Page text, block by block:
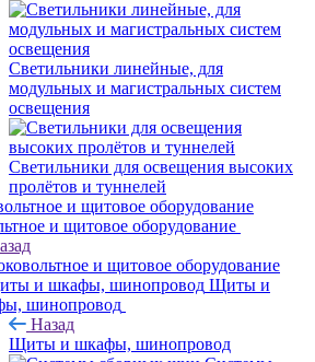
Светильники линейные, для
модульных и магистральных систем
освещения
Светильники для освещения высоких
пролётов и туннелей
и щитовое оборудование
и щитовое оборудование
Щиты и
шинопровод
Назад
Щиты и шкафы, шинопровод